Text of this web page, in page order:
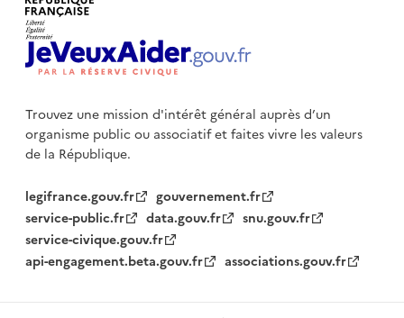
Trouvez une mission d'intérêt général auprès d’un
organisme publicou associatif et faites vivre les valeurs
de la République.
legifrance.gouv.fr
gouvernement.fr
service-public.fr
data.gouv.fr
snu.gouv.fr
service-civique.gouv.fr
api-engagement.beta.gouv.fr
associations.gouv.fr